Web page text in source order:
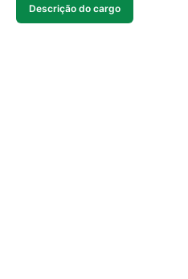
Descrição do cargo